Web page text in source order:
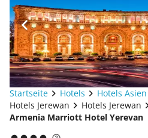
Startseite Hotels Hotels Asien
Hotels Jerewan
Hotels Jerewan
Armenia Marriott Hotel Yerevan